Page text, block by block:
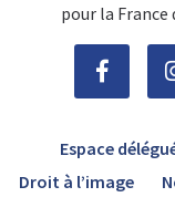
pour la France
Espace
Droit à l’image